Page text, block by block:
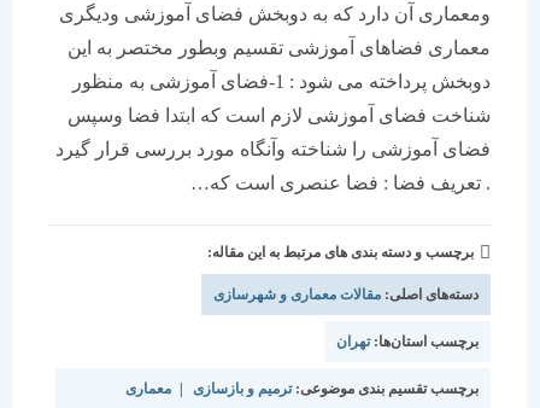
ومعماری آن دارد که به دوبخش فضای آموزشی ودیگری
معماری فضاهای آموزشی تقسیم وبطور مختصر به این
دوبخش پرداخته می شود : 1-فضای آموزشی به منظور
شناخت فضای آموزشی لازم است که ابتدا فضا وسپس
فضای آموزشی را شناخته وآنگاه مورد بررسی قرار گیرد
. تعریف فضا : فضا عنصری است که…
برچسب و دسته بندی های مرتبط به این مقاله:
دسته‌های اصلی:مقالات معماری و شهرسازی
برچسب استان‌ها:تهران
برچسب تقسیم بندی موضوعی:ترمیم و بازسازی |
معماری